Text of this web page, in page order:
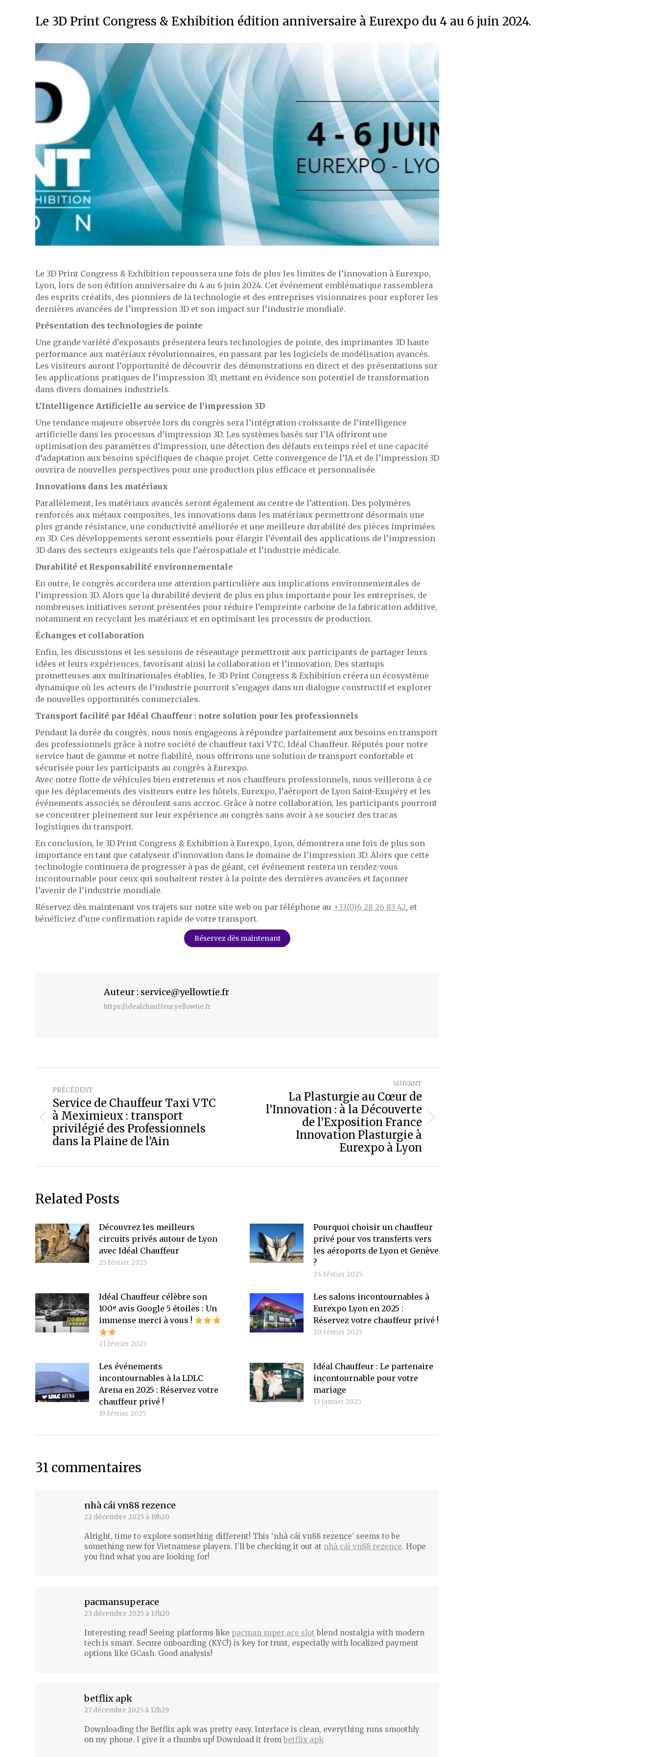
Le 3D Print Congress & Exhibition édition anniversaire à Eurexpo du 4 au 6 juin 2024.
Le 3D Print Congress & Exhibition repoussera une fois de plus les limites de l’innovation à Eurexpo,
Lyon, lors de son édition anniversaire du 4 au 6 juin 2024. Cet événement emblématique rassemblera
des esprits créatifs, des pionniers de la technologie et des entreprises visionnaires pour explorer les
dernières avancées de l’impression 3D et son impact sur l’industrie mondiale.
Présentation des technologies de pointe
Une grande variété d’exposants présentera leurs technologies de pointe, des imprimantes 3D haute
performance aux matériaux révolutionnaires, en passant par les logiciels de modélisation avancés.
Les visiteurs auront l’opportunité de découvrir des démonstrations en direct et des présentations sur
les applications pratiques de l’impression 3D, mettant en évidence son potentiel de transformation
dans divers domaines industriels.
L’Intelligence Artificielle au service de l’impression 3D
Une tendance majeure observée lors du congrès sera l’intégration croissante de l’intelligence
artificielle dans les processus d’impression 3D. Les systèmes basés sur l’IA offriront une
optimisation des paramètres d’impression, une détection des défauts en temps réel et une capacité
d’adaptation aux besoins spécifiques de chaque projet. Cette convergence de l’IA et de l’impression 3D
ouvrira de nouvelles perspectives pour une production plus efficace et personnalisée.
Innovations dans les matériaux
Parallèlement, les matériaux avancés seront également au centre de l’attention. Des polymères
renforcés aux métaux composites, les innovations dans les matériaux permettront désormais une
plus grande résistance, une conductivité améliorée et une meilleure durabilité des pièces imprimées
en 3D. Ces développements seront essentiels pour élargir l’éventail des applications de l’impression
3D dans des secteurs exigeants tels que l’aérospatiale et l’industrie médicale.
Durabilité et Responsabilité environnementale
En outre, le congrès accordera une attention particulière aux implications environnementales de
l’impression 3D. Alors que la durabilité devient de plus en plus importante pour les entreprises, de
nombreuses initiatives seront présentées pour réduire l’empreinte carbone de la fabrication additive,
notamment en recyclant les matériaux et en optimisant les processus de production.
Échanges et collaboration
Enfin, les discussions et les sessions de réseautage permettront aux participants de partager leurs
idées et leurs expériences, favorisant ainsi la collaboration et l’innovation. Des startups
prometteuses aux multinationales établies, le 3D Print Congress & Exhibition créera un écosystème
dynamique où les acteurs de l’industrie pourront s’engager dans un dialogue constructif et explorer
de nouvelles opportunités commerciales.
Transport facilité par Idéal Chauffeur : notre solution pour les professionnels
Pendant la durée du congrès, nous nous engageons à répondre parfaitement aux besoins en transport
des professionnels grâce à notre société de chauffeur taxi VTC, Idéal Chauffeur. Réputés pour notre
service haut de gamme et notre fiabilité, nous offrirons une solution de transport confortable et
sécurisée pour les participants au congrès à Eurexpo.
Avec notre flotte de véhicules bien entretenus et nos chauffeurs professionnels, nous veillerons à ce
que les déplacements des visiteurs entre les hôtels, Eurexpo, l’aéroport de Lyon Saint-Exupéry et les
événements associés se déroulent sans accroc. Grâce à notre collaboration, les participants pourront
se concentrer pleinement sur leur expérience au congrès sans avoir à se soucier des tracas
logistiques du transport.
En conclusion, le 3D Print Congress & Exhibition à Eurexpo, Lyon, démontrera une fois de plus son
importance en tant que catalyseur d’innovation dans le domaine de l’impression 3D. Alors que cette
technologie continuera de progresser à pas de géant, cet événement restera un rendez-vous
incontournable pour ceux qui souhaitent rester à la pointe des dernières avancées et façonner
l’avenir de l’industrie mondiale.
Réservez dès maintenant vos trajets sur notre site web ou par téléphone au +33(0)6 28 26 83 42, et
bénéficiez d’une confirmation rapide de votre transport.
Réservez dès maintenant
Auteur : service@yellowtie.fr
https://idealchauffeur.yellowtie.fr
article
PRÉCÉDENT
Article
précédent
:
Service de Chauffeur Taxi VTC
à Meximieux : transport
privilégié des Professionnels
dans la Plaine de l’Ain
SUIVANT
La Plasturgie au Cœur de
l’Innovation : à la Découverte
de l’Exposition France
Innovation Plasturgie à
Eurexpo à Lyon
Related Posts
Découvrez les meilleurs
circuits privés autour de Lyon
avec Idéal Chauffeur
25 février 2025
Pourquoi choisir un chauffeur
privé pour vos transferts vers
les aéroports de Lyon et Genève
?
24 février 2025
Idéal Chauffeur célèbre son
100ᵉ avis Google 5 étoiles : Un
immense merci à vous !
21 février 2025
Les salons incontournables à
Eurexpo Lyon en 2025 :
Réservez votre chauffeur privé !
20 février 2025
Les événements
incontournables à la LDLC
Arena en 2025 : Réservez votre
chauffeur privé !
19 février 2025
Idéal Chauffeur : Le partenaire
incontournable pour votre
mariage
13 janvier 2025
31 commentaires
nhà cái vn88 rezence
dit
22 décembre 2025 à 19h20
Alright, time to explore something different! This ‘nhà cái vn88 rezence’ seems to be
something new for Vietnamese players. I’ll be checking it out at nhà cái vn88 rezence. Hope
you find what you are looking for!
pacmansuperace
dit
:
23 décembre 2025 à 13h20
Interesting read! Seeing platforms like pacman super ace slot blend nostalgia with modern
tech is smart. Secure onboarding (KYC!) is key for trust, especially with localized payment
options like GCash. Good analysis!
betflix apk
dit
:
27 décembre 2025 à 12h29
Downloading the Betflix apk was pretty easy. Interface is clean, everything runs smoothly
on my phone. I give it a thumbs up! Download it from betflix apk